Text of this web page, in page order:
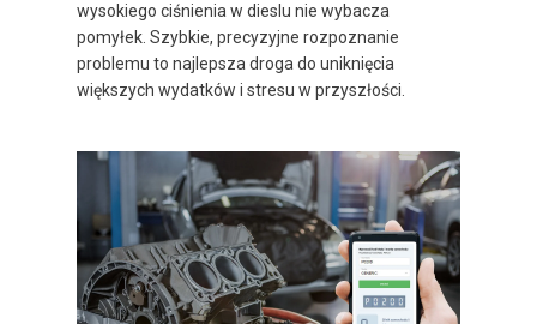
wysokiego ciśnienia w dieslu nie wybacza
pomyłek. Szybkie, precyzyjne rozpoznanie
problemu to najlepsza droga do uniknięcia
większych wydatków i stresu w przyszłości.